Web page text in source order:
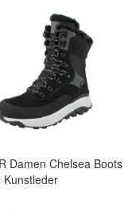
Damen Chelsea Boots
Kunstleder